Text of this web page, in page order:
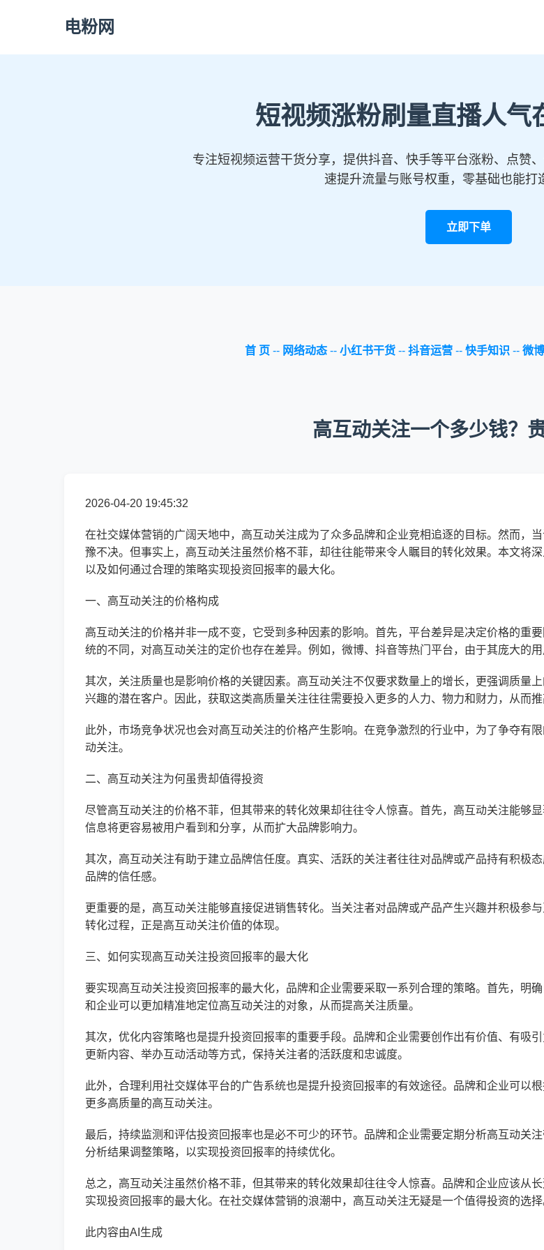
电粉网
短视频涨粉刷量直播人气
专注短视频运营干货分享，提供抖音、快手等平台涨粉、点赞
速提升流量与账号权重，零基础也能打
立即下单
首 页 -- 网络动态 -- 小红书干货 -- 抖音运营 -- 快手知识 -- 微
高互动关注一个多少钱？
2026-04-20 19:45:32
在社交媒体营销的广阔天地中，高互动关注成为了众多品牌和企业竞相追逐的目标。然而，
豫不决。但事实上，高互动关注虽然价格不菲，却往往能带来令人瞩目的转化效果。本文将
以及如何通过合理的策略实现投资回报率的最大化。
一、高互动关注的价格构成
高互动关注的价格并非一成不变，它受到多种因素的影响。首先，平台差异是决定价格的重
统的不同，对高互动关注的定价也存在差异。例如，微博、抖音等热门平台，由于其庞大的
其次，关注质量也是影响价格的关键因素。高互动关注不仅要求数量上的增长，更强调质量
兴趣的潜在客户。因此，获取这类高质量关注往往需要投入更多的人力、物力和财力，从而推
此外，市场竞争状况也会对高互动关注的价格产生影响。在竞争激烈的行业中，为了争夺有
动关注。
二、高互动关注为何虽贵却值得投资
尽管高互动关注的价格不菲，但其带来的转化效果却往往令人惊喜。首先，高互动关注能够
信息将更容易被用户看到和分享，从而扩大品牌影响力。
其次，高互动关注有助于建立品牌信任度。真实、活跃的关注者往往对品牌或产品持有积极
品牌的信任感。
更重要的是，高互动关注能够直接促进销售转化。当关注者对品牌或产品产生兴趣并积极参
转化过程，正是高互动关注价值的体现。
三、如何实现高互动关注投资回报率的最大化
要实现高互动关注投资回报率的最大化，品牌和企业需要采取一系列合理的策略。首先，明
和企业可以更加精准地定位高互动关注的对象，从而提高关注质量。
其次，优化内容策略也是提升投资回报率的重要手段。品牌和企业需要创作出有价值、有吸
更新内容、举办互动活动等方式，保持关注者的活跃度和忠诚度。
此外，合理利用社交媒体平台的广告系统也是提升投资回报率的有效途径。品牌和企业可以
更多高质量的高互动关注。
最后，持续监测和评估投资回报率也是必不可少的环节。品牌和企业需要定期分析高互动关
分析结果调整策略，以实现投资回报率的持续优化。
总之，高互动关注虽然价格不菲，但其带来的转化效果却往往令人惊喜。品牌和企业应该从
实现投资回报率的最大化。在社交媒体营销的浪潮中，高互动关注无疑是一个值得投资的选择
此内容由AI生成